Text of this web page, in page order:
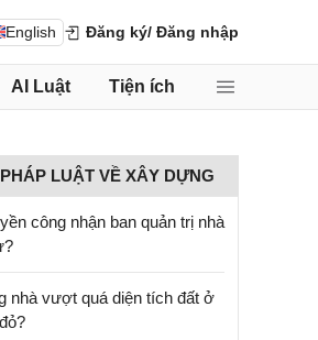
English Đăng ký/ Đăng nhập
AI Luật Tiện ích
LUẬT VỀ XÂY DỰNG
công nhận ban quản trị nhà
nhà vượt quá diện tích đất ở